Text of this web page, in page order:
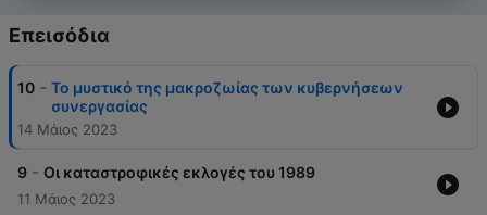
Επεισόδια
10 - Το μυστικό της μακροζωίας των κυβερνήσεων
συνεργασίας
14 Μάιος 2023
9 - Οι καταστροφικές εκλογές του 1989
11 Μάιος 2023